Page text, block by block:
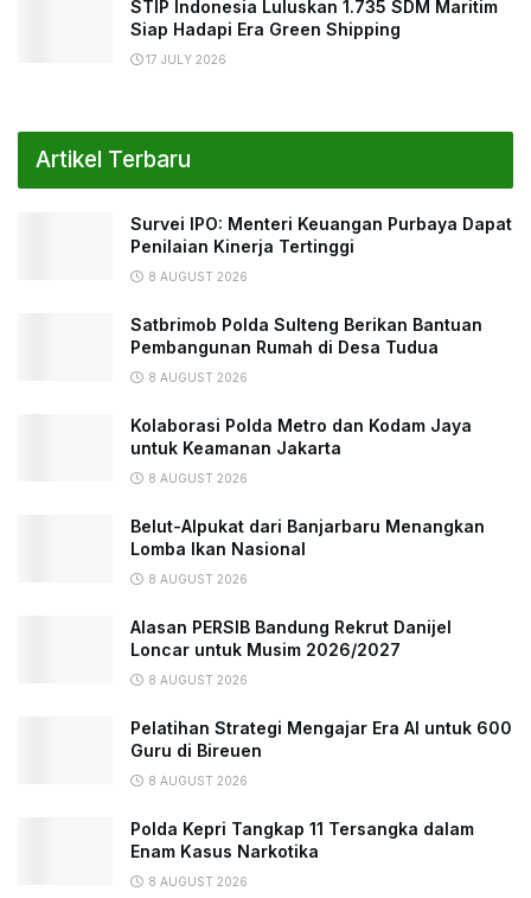
STIP Indonesia Luluskan 1.735 SDM Maritim
Siap Hadapi Era Green Shipping
17 JULY 2026
Artikel Terbaru
Survei IPO: Menteri Keuangan Purbaya Dapat
Penilaian Kinerja Tertinggi
8 AUGUST 2026
Satbrimob Polda Sulteng Berikan Bantuan
Pembangunan Rumah di Desa Tudua
8 AUGUST 2026
Kolaborasi Polda Metro dan Kodam Jaya
untuk Keamanan Jakarta
8 AUGUST 2026
Belut-Alpukat dari Banjarbaru Menangkan
Lomba Ikan Nasional
8 AUGUST 2026
Alasan PERSIB Bandung Rekrut Danijel
Loncar untuk Musim 2026/2027
8 AUGUST 2026
Pelatihan Strategi Mengajar Era AI untuk 600
Guru di Bireuen
8 AUGUST 2026
Polda Kepri Tangkap 11 Tersangka dalam
Enam Kasus Narkotika
8 AUGUST 2026